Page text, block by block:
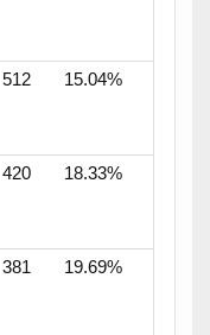
512 15.04%
420 18.33%
381 19.69%